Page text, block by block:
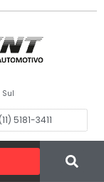
(11) 5181-3411